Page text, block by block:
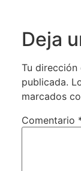
Deja
Tu
publicada.
marcados
Comentario